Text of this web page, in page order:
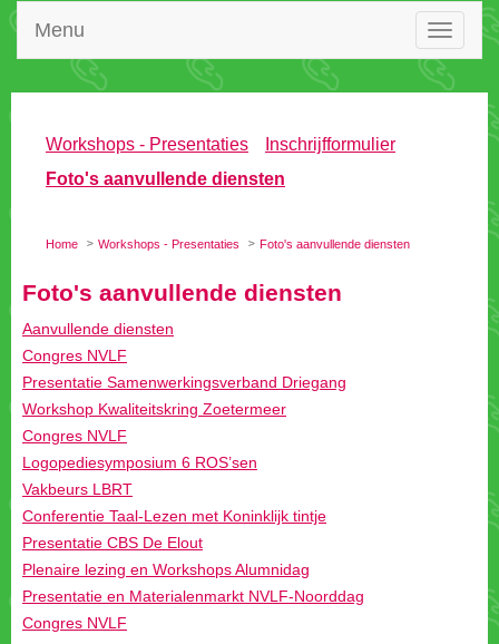
Toggle
Aanvullende diensten
Workshop Kwaliteitskring Zoetermeer